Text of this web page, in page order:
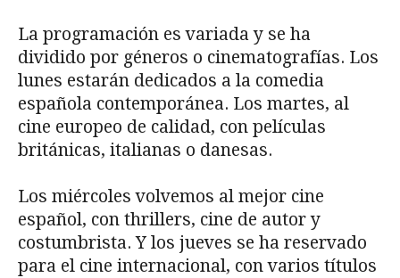
La programación es variada y se ha
dividido por géneros o cinematografías. Los
lunes estarán dedicados a la comedia
española contemporánea. Los martes, al
cine europeo de calidad, con películas
británicas, italianas o danesas.
Los miércoles volvemos al mejor cine
español, con thrillers, cine de autor y
costumbrista. Y los jueves se ha reservado
para el cine internacional, con varios títulos